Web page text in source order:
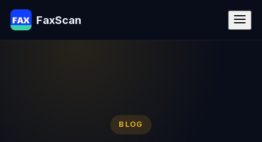
FaxScan
BLOG